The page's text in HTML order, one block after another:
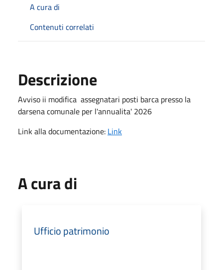
A cura di
Contenuti correlati
Descrizione
Avviso ii modifica assegnatari posti barca presso la
darsena comunale per l'annualita' 2026
Link alla documentazione: Link
A cura di
Ufficio patrimonio